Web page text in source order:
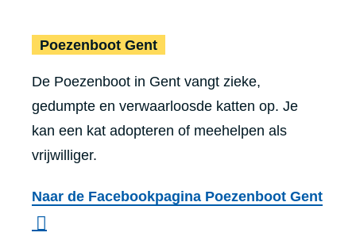
Poezenboot Gent
De Poezenboot in Gent vangt zieke,
gedumpte en verwaarloosde katten op. Je
kan een kat adopteren of meehelpen als
vrijwilliger.
Naar de Facebookpagina Poezenboot Gent